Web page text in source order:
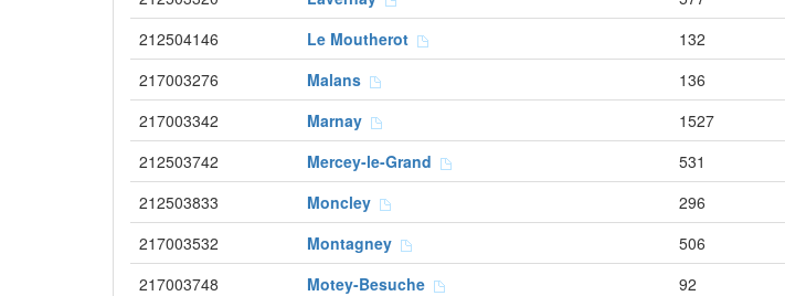
212504146 Le Moutherot 132
217003276 Malans 136
217003342 Marnay 1527
212503742 Mercey-le-Grand 531
212503833 Moncley 296
217003532 Montagney 506
217003748 Motey-Besuche 92